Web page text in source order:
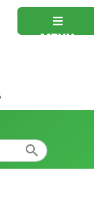
MENU
search